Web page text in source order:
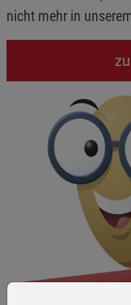
nicht mehr in